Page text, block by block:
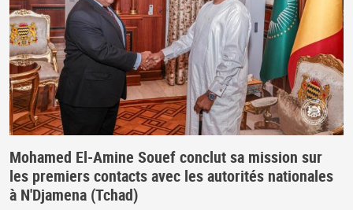
Mohamed El-Amine Souef conclut sa mission sur
les premiers contacts avec les autorités nationales
à N'Djamena (Tchad)